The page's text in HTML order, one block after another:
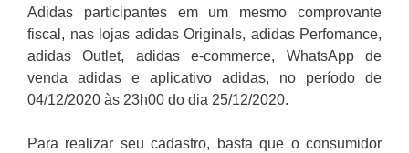
Adidas participantes em um mesmo comprovante
fiscal, nas lojas adidas Originals, adidas Perfomance,
adidas Outlet, adidas e-commerce, WhatsApp de
venda adidas e aplicativo adidas, no período de
04/12/2020 às 23h00 do dia 25/12/2020.
Para realizar seu cadastro, basta que o consumidor